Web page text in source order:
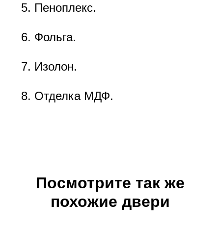
Пеноплекс.
Фольга.
Изолон.
Отделка МДФ.
Посмотрите так же
похожие двери